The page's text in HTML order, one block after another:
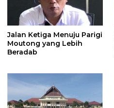
Jalan Ketiga Menuju Parigi
Moutong yang Lebih
Beradab